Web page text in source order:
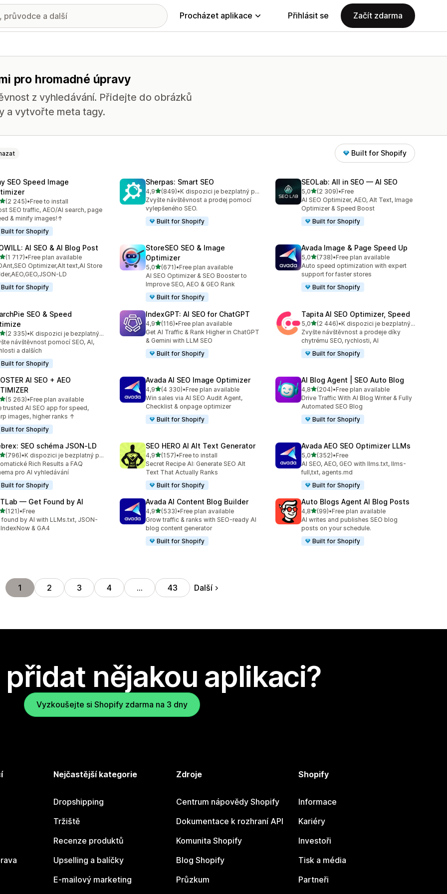
Procházet aplikace Přihlásit se Začít zdarma
pro hromadné úpravy
z vyhledávání. Přidejte do obrázků
a vytvořte meta tagy.
Built for Shopify
SEO Speed Image
z 5 hvězd
(2 245)
počet recenzí: 2245
•Free to install
SEO traffic, AEO/AI search, page
& minify images!↑
Built for Shopify
Sherpas: Smart SEO
4,9z 5 hvězd
(849)
Celkový počet recenzí: 849
•
K dispozici je bezplatný plán
Zvyšte návštěvnost a prodej pomocí
vylepšeného SEO.
Built for Shopify
SEOLab: All in SEO — AI SEO
5,0z 5 hvězd
(2 309)
Celkový počet recenzí: 2309
•Free
AI SEO Optimizer, AEO, Alt Text, Image
Optimizer & Speed Boost
Built for Shopify
AI SEO & AI Blog Post
z 5 hvězd
(1 717)počet recenzí: 1717
•Free plan available
Optimizer,Alt text,AI Store
LD
Built for Shopify
StoreSEO SEO & Image
Optimizer
5,0z 5 hvězd
(671)
Celkový počet recenzí: 671
•Free plan available
AI SEO Optimizer & SEO Booster to
Improve SEO, AEO & GEO Rank
Built for Shopify
Avada Image & Page Speed Up
5,0z 5 hvězd
(738)
Celkový počet recenzí: 738
•Free plan available
Auto speed optimization with expert
support for faster stores
Built for Shopify
SEO & Speed
z 5 hvězd
(2 335)počet recenzí: 2335
•
K dispozici je bezplatný plán
návštěvnost pomocí SEO, AI,
a dalších
Built for Shopify
IndexGPT: AI SEO for ChatGPT
4,9z 5 hvězd
(116)
Celkový počet recenzí: 116
•Free plan available
Get AI Traffic & Rank Higher in ChatGPT
& Gemini with LLM SEO
Built for Shopify
Tapita AI SEO Optimizer, Speed
5,0z 5 hvězd
(2 446)
Celkový počet recenzí: 2446
•
K dispozici je bezplatný plán
Zvyšte návštěvnost a prodeje díky
chytrému SEO, rychlosti, AI
Built for Shopify
AI SEO + AEO
z 5 hvězd
(5 263)počet recenzí: 5263
•Free plan available
trusted AI SEO app for speed,
images, higher ranks ↑
Built for Shopify
Avada AI SEO Image Optimizer
4,9z 5 hvězd
(4 330)
Celkový počet recenzí: 4330
•Free plan available
Win sales via AI SEO Audit Agent,
Checklist & onpage optimizer
Built for Shopify
AI Blog Agent | SEO Auto Blog
4,8z 5 hvězd
(204)
Celkový počet recenzí: 204
•Free plan available
Drive Traffic With AI Blog Writer & Fully
Automated SEO Blog
Built for Shopify
SEO schéma JSON‑LD
z 5 hvězd
(796)počet recenzí: 796
•
K dispozici je bezplatný plán
Rich Results a FAQ
pro AI vyhledávání
Built for Shopify
SEO HERO AI Alt Text Generator
4,9z 5 hvězd
(157)
Celkový počet recenzí: 157
•Free to install
Secret Recipe AI: Generate SEO Alt
Text That Actually Ranks
Built for Shopify
Avada AEO SEO Optimizer LLMs
5,0z 5 hvězd
(352)
Celkový počet recenzí: 352
•Free
AI SEO, AEO, GEO with llms.txt, llms-
full,txt, agents.md
Built for Shopify
— Get Found by AI
z 5 hvězd
(121)počet recenzí: 121
•Free
found by AI with LLMs.txt, JSON-
IndexNow & GA4
Avada AI Content Blog Builder
4,9z 5 hvězd
(533)
Celkový počet recenzí: 533
•Free plan available
Grow traffic & ranks with SEO-ready AI
blog content generator
Built for Shopify
Auto Blogs Agent AI Blog Posts
4,8z 5 hvězd
(99)
Celkový počet recenzí: 99
•Free plan available
AI writes and publishes SEO blog
posts on your schedule.
Built for Shopify
1 2 3 4 … 43 Další
nějakou aplikaci?
Vyzkoušejte si Shopify zdarma na 3 dny
Nejčastější kategorie
Dropshipping
Tržiště
Recenze produktů
Upselling a balíčky
E-mailový marketing
Zdroje
Centrum nápovědy Shopify
Dokumentace k rozhraní API
Komunita Shopify
Blog Shopify
Průzkum
Shopify
Informace
Kariéry
Investoři
Tisk a média
Partneři